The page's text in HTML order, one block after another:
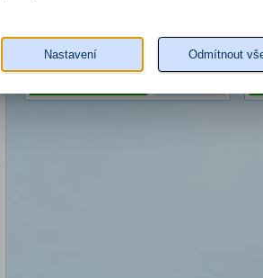
183 Kč
Nastavení Odmítnout